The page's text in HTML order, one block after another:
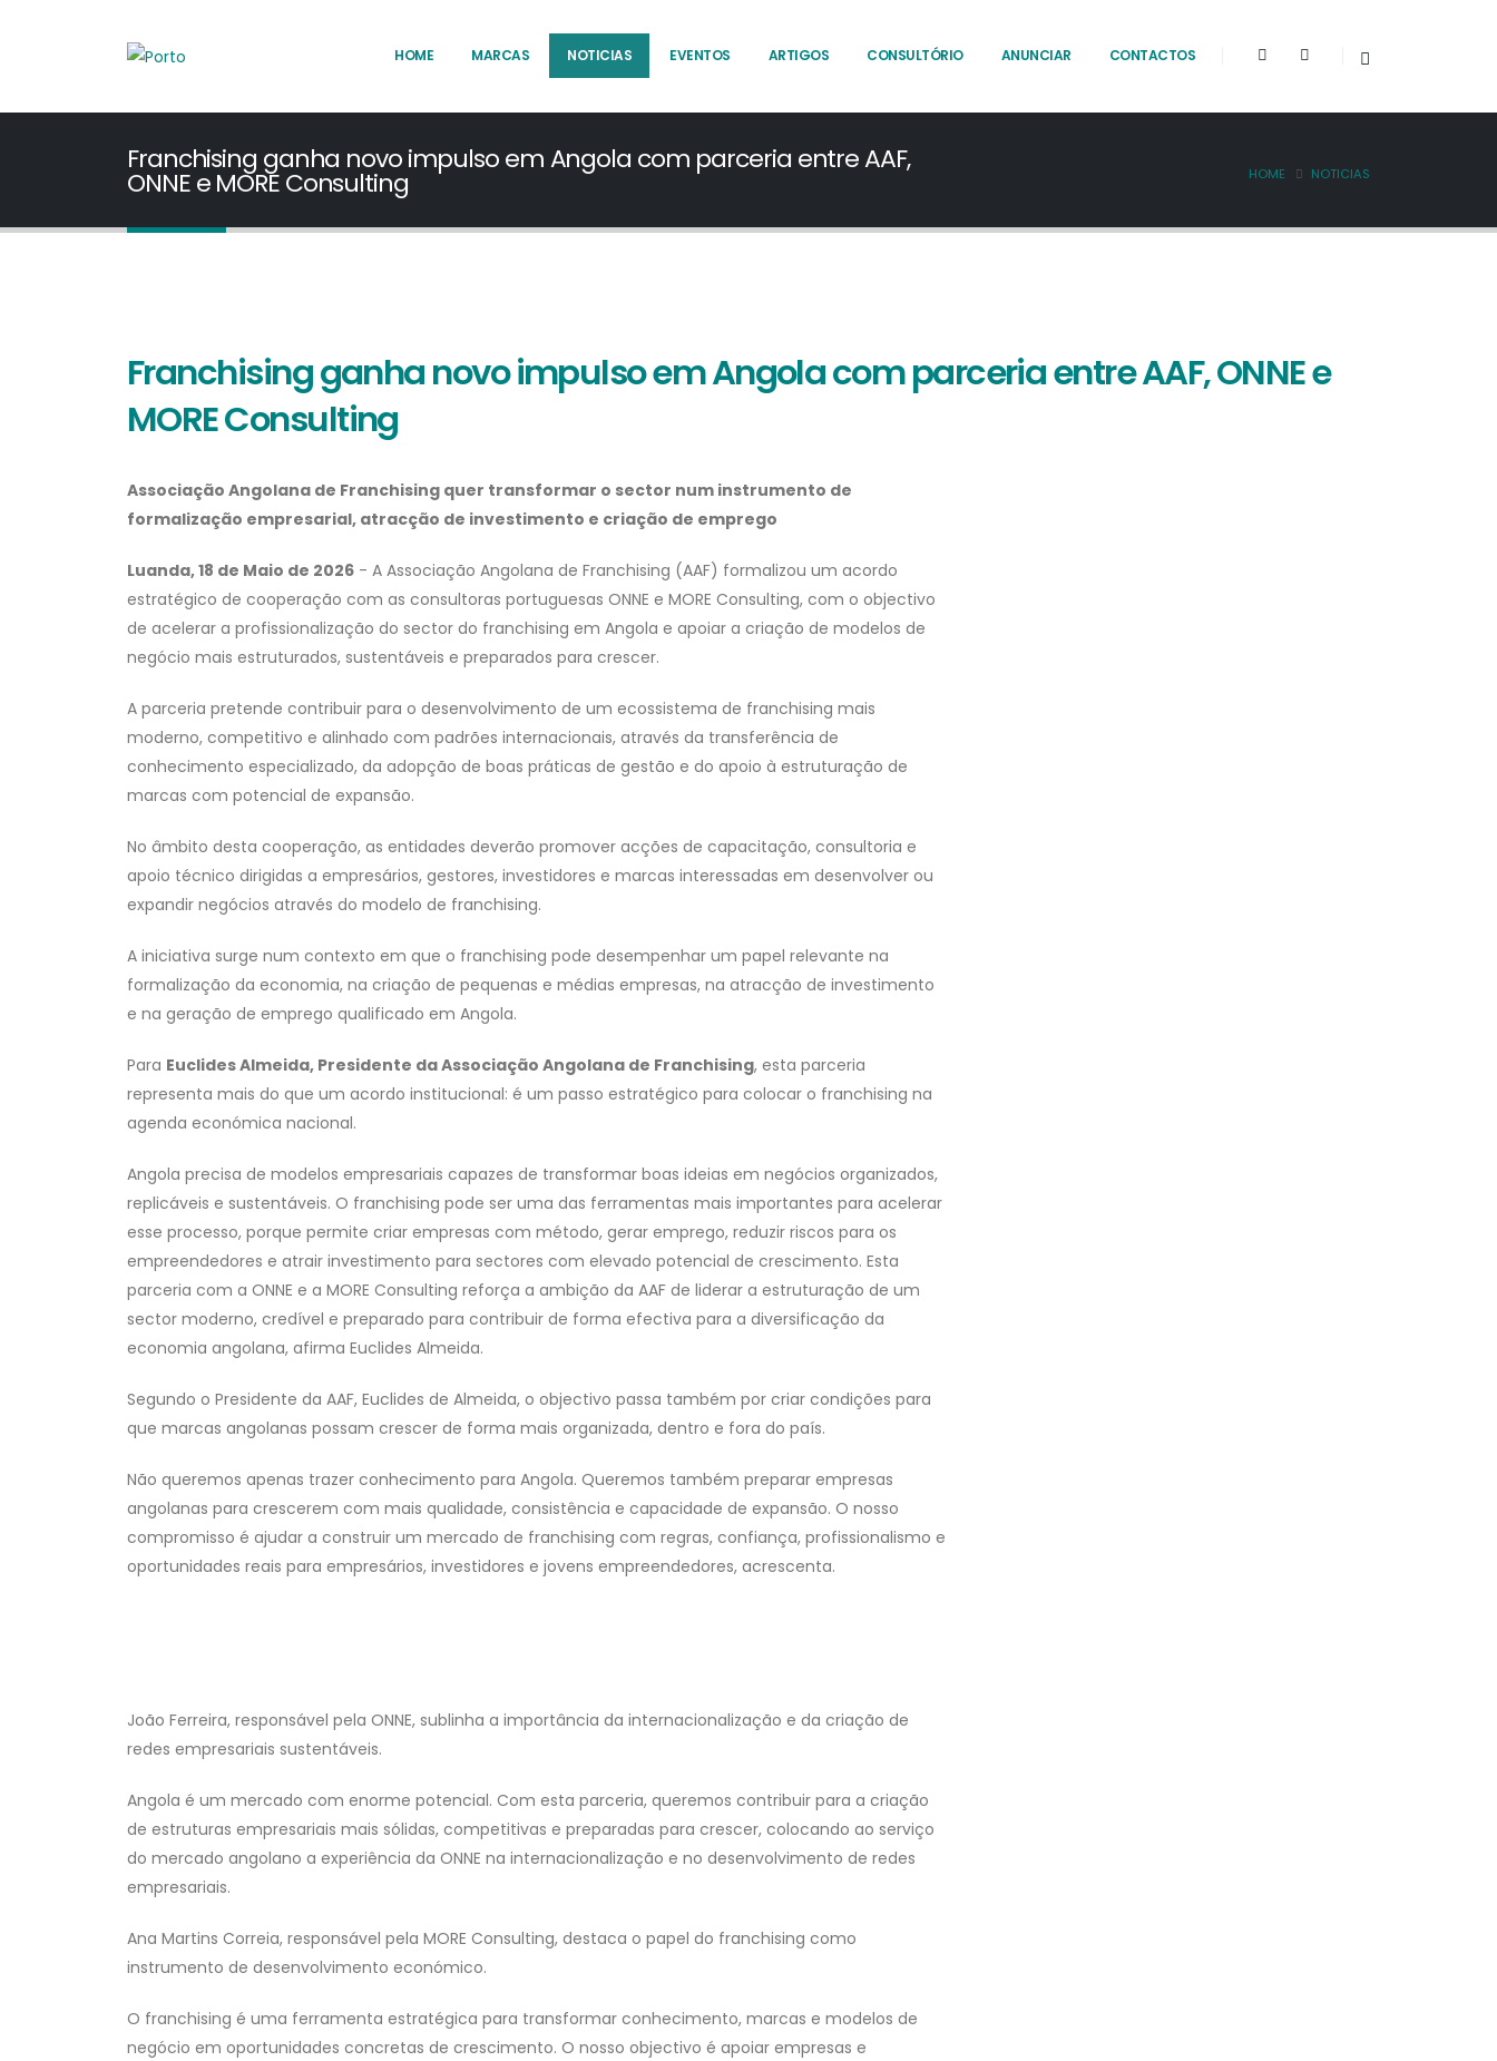
HOME MARCAS NOTICIAS EVENTOS ARTIGOS CONSULTÓRIO ANUNCIAR CONTACTOS
Franchising ganha novo impulso em Angola com parceria entre AAF,
ONNE e MORE Consulting HOME NOTICIAS
Franchising ganha novo impulso em Angola com parceria entre AAF, ONNE e
MORE Consulting
Associação Angolana de Franchising quer transformar o sector num instrumento de
formalização empresarial, atracção de investimento e criação de emprego
Luanda, 18 de Maio de 2026 - A Associação Angolana de Franchising (AAF) formalizou um acordo
estratégico de cooperação com as consultoras portuguesas ONNE e MORE Consulting, com o objectivo
de acelerar a profissionalização do sector do franchising em Angola e apoiar a criação de modelos de
negócio mais estruturados, sustentáveis e preparados para crescer.
A parceria pretende contribuir para o desenvolvimento de um ecossistema de franchising mais
moderno, competitivo e alinhado com padrões internacionais, através da transferência de
conhecimento especializado, da adopção de boas práticas de gestão e do apoio à estruturação de
marcas com potencial de expansão.
No âmbito desta cooperação, as entidades deverão promover acções de capacitação, consultoria e
apoio técnico dirigidas a empresários, gestores, investidores e marcas interessadas em desenvolver ou
expandir negócios através do modelo de franchising.
A iniciativa surge num contexto em que o franchising pode desempenhar um papel relevante na
formalização da economia, na criação de pequenas e médias empresas, na atracção de investimento
e na geração de emprego qualificado em Angola.
Para Euclides Almeida, Presidente da Associação Angolana de Franchising, esta parceria
representa mais do que um acordo institucional: é um passo estratégico para colocar o franchising na
agenda económica nacional.
Angola precisa de modelos empresariais capazes de transformar boas ideias em negócios organizados,
replicáveis e sustentáveis. O franchising pode ser uma das ferramentas mais importantes para acelerar
esse processo, porque permite criar empresas com método, gerar emprego, reduzir riscos para os
empreendedores e atrair investimento para sectores com elevado potencial de crescimento. Esta
parceria com a ONNE e a MORE Consulting reforça a ambição da AAF de liderar a estruturação de um
sector moderno, credível e preparado para contribuir de forma efectiva para a diversificação da
economia angolana, afirma Euclides Almeida.
Segundo o Presidente da AAF, Euclides de Almeida, o objectivo passa também por criar condições para
que marcas angolanas possam crescer de forma mais organizada, dentro e fora do país.
Não queremos apenas trazer conhecimento para Angola. Queremos também preparar empresas
angolanas para crescerem com mais qualidade, consistência e capacidade de expansão. O nosso
compromisso é ajudar a construir um mercado de franchising com regras, confiança, profissionalismo e
oportunidades reais para empresários, investidores e jovens empreendedores, acrescenta.
João Ferreira, responsável pela ONNE, sublinha a importância da internacionalização e da criação de
redes empresariais sustentáveis.
Angola é um mercado com enorme potencial. Com esta parceria, queremos contribuir para a criação
de estruturas empresariais mais sólidas, competitivas e preparadas para crescer, colocando ao serviço
do mercado angolano a experiência da ONNE na internacionalização e no desenvolvimento de redes
empresariais.
Ana Martins Correia, responsável pela MORE Consulting, destaca o papel do franchising como
instrumento de desenvolvimento económico.
O franchising é uma ferramenta estratégica para transformar conhecimento, marcas e modelos de
negócio em oportunidades concretas de crescimento. O nosso objectivo é apoiar empresas e